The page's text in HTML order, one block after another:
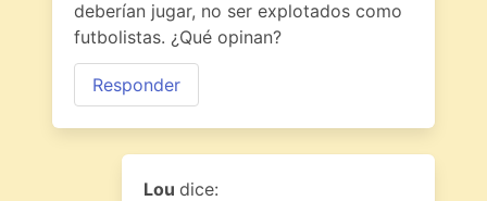
deberían jugar, no ser explotados como
futbolistas. ¿Qué opinan?
Responder
Lou dice: